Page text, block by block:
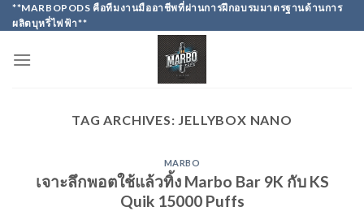
Skip
to
**MARBOPODS คือทีมงานมืออาชีพที่ผ่านการฝึกอบรมมาตรฐานด้านการ
ผลิตบุหรี่ไฟฟ้า**
TAG ARCHIVES: JELLYBOX NANO
MARBO
เจาะลึกพอตใช้แล้วทิ้ง Marbo Bar 9K กับ KS
Quik 15000 Puffs